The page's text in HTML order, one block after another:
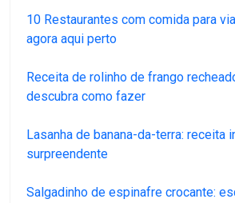
10 Restaurantes com comida para
agora aqui perto
Receita de rolinho de frango
descubra como fazer
Lasanha de banana-da-terra: receita
surpreendente
Salgadinho de espinafre crocante: